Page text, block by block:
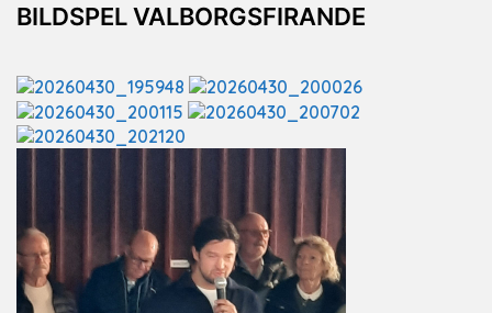
BILDSPEL VALBORGSFIRANDE